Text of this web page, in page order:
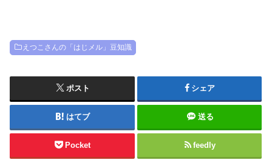
えつこさんの「はじメル」豆知識
ポスト シェア
はてブ 送る
Pocket feedly